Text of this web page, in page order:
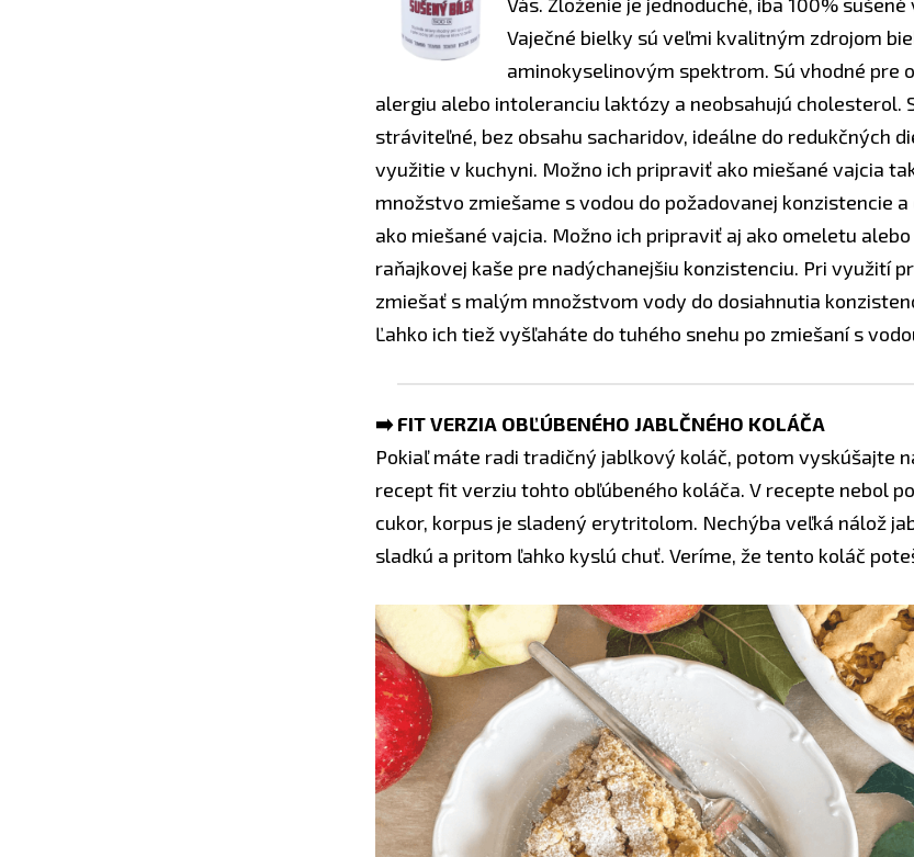
Vaječné bielky sú veľmi kvalitným zdrojom
aminokyselinovým spektrom. Sú vhodné pre
alergiu alebo intoleranciu laktózy a neobsahujú cholesterol.
stráviteľné, bez obsahu sacharidov, ideálne do redukčných
využitie v kuchyni. Možno ich pripraviť ako miešané vajcia
množstvo zmiešame s vodou do požadovanej konzistencie
ako miešané vajcia. Možno ich pripraviť aj ako omeletu
raňajkovej kaše pre nadýchanejšiu konzistenciu. Pri využití
zmiešať s malým množstvom vody do dosiahnutia
Ľahko ich tiež vyšľaháte do tuhého snehu po zmiešaní s
➡️ FIT VERZIA OBĽÚBENÉHO JABLČNÉHO KOLÁČA
Pokiaľ máte radi tradičný jablkový koláč, potom vyskúšajte
recept fit verziu tohto obľúbeného koláča. V recepte nebol
cukor, korpus je sladený erytritolom. Nechýba veľká nálož
sladkú a pritom ľahko kyslú chuť. Veríme, že tento koláč